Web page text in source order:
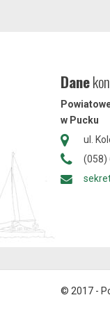
Dane
w Pucku
ul.
(058)
© 2017 -